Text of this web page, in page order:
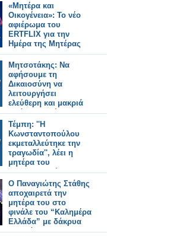
«Μητέρα και
Οικογένεια»: Το νέο
αφιέρωμα του
ERTFLIX για την
Ημέρα της Μητέρας
Μητσοτάκης: Να
αφήσουμε τη
Δικαιοσύνη να
λειτουργήσει
ελεύθερη και μακριά
από πολιτικές
σκοπιμότητες.
Τέμπη: ''Η
Κωνσταντοπούλου
εκμεταλλεύτηκε την
τραγωδία'', λέει η
μητέρα του
μηχανοδηγού της
εμπορικής
αμαξοστοιχίας
Ο Παναγιώτης Στάθης
αποχαιρετά την
μητέρα του στο
φινάλε του “Καλημέρα
Ελλάδα” με δάκρυα
στα μάτια